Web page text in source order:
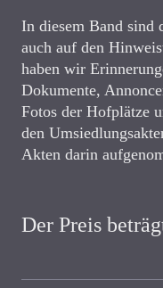
In diesem Band sind
auch auf den
haben wir
Dokumente,
Fotos der Hofplätze
den
Akten darin
Der Preis